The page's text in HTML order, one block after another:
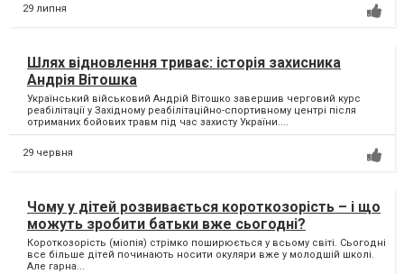
29 липня
Шлях відновлення триває: історія захисника
Андрія Вітошка
Український військовий Андрій Вітошко завершив черговий курс
реабілітації у Західному реабілітаційно-спортивному центрі після
отриманих бойових травм під час захисту України....
29 червня
Чому у дітей розвивається короткозорість – і що
можуть зробити батьки вже сьогодні?
Короткозорість (міопія) стрімко поширюється у всьому світі. Сьогодні
все більше дітей починають носити окуляри вже у молодшій школі.
Але гарна...